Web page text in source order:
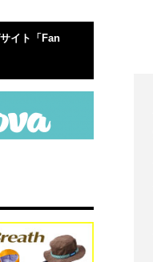
イト「Fan